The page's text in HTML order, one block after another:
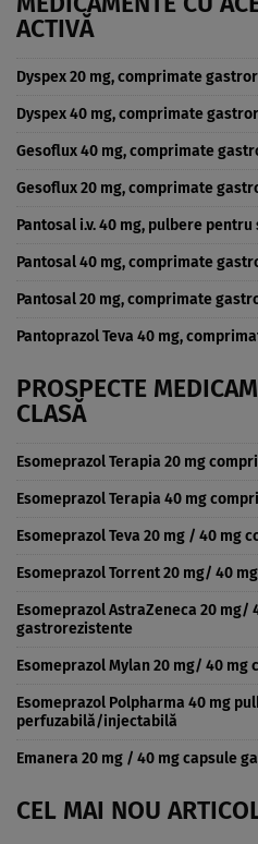
ACTIVĂ
Dyspex 20 mg, comprimate
Dyspex 40 mg, comprimate
Gesoflux 40 mg, comprimate
Gesoflux 20 mg, comprimate
Pantosal i.v. 40 mg, pulbere
Pantosal 40 mg, comprimate
Pantosal 20 mg, comprimate
Pantoprazol Teva 40 mg,
PROSPECTE
CLASĂ
Esomeprazol Terapia 20 mg
Esomeprazol Terapia 40 mg
Esomeprazol Teva 20 mg / 40 mg
Esomeprazol Torrent 20 mg/ 40
Esomeprazol AstraZeneca 20 mg/
gastrorezistente
Esomeprazol Mylan 20 mg/ 40
Esomeprazol Polpharma 40 mg
perfuzabilă/injectabilă
Emanera 20 mg / 40 mg capsule
CEL MAI NOU